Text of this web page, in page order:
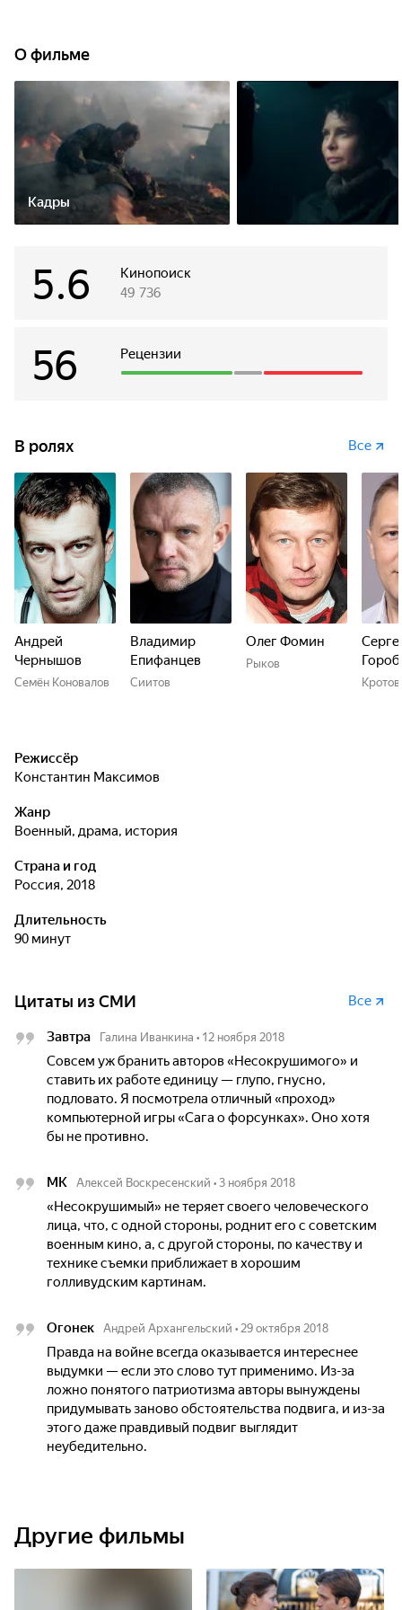
О фильме
Кадры
Кинопоиск
5.6 49 736
Рецензии
56
В ролях Все
Андрей
Чернышов
Семён Коновалов
Владимир
Епифанцев
Сиитов
Олег Фомин
Рыков
Кротов
Режиссёр
Константин Максимов
Жанр
военный, драма, история
Страна и год
Россия, 2018
Длительность
90 минут
Цитаты из СМИ Все
Завтра Галина Иванкина • 12 ноября 2018
Совсем уж бранить авторов «Несокрушимого» и
ставить их работе единицу — глупо, гнусно,
подловато. Я посмотрела отличный «проход»
компьютерной игры «Сага о форсунках». Оно хотя
бы не противно.
МК Алексей Воскресенский • 3 ноября 2018
«Несокрушимый» не теряет своего человеческого
лица, что, с одной стороны, роднит его с советским
военным кино, а, с другой стороны, по качеству и
технике съемки приближает в хорошим
голливудским картинам.
Огонек Андрей Архангельский • 29 октября 2018
Правда на войне всегда оказывается интереснее
выдумки — если это слово тут применимо. Из-за
ложно понятого патриотизма авторы вынуждены
придумывать заново обстоятельства подвига, и из-за
этого даже правдивый подвиг выглядит
неубедительно.
Другие фильмы